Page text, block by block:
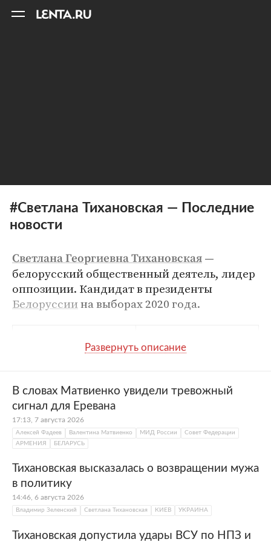
#Светлана Тихановская — Последние
новости
Светлана Георгиевна Тихановская —
белорусский общественный деятель, лидер
оппозиции. Кандидат в президенты
Белоруссиина выборах 2020 года.
Тихановская
Место рождения
Образование
Мозырский
институт имени Н. К.
Крупской
Сфера деятельности Политик
В словах Матвиенко увидели тревожный
сигнал для Еревана
17:13, 7 августа 2026
Алексей Фадеев Валентина Матвиенко МИД России
Совет Федерации
АРМЕНИЯ
БЕЛАРУСЬ
Тихановская высказалась о возвращении мужа
в политику
14:46, 6 августа 2026
Владимир Зеленский Светлана Тихановская КИЕВ УКРАИНА
Тихановская допустила удары ВСУ по НПЗ и